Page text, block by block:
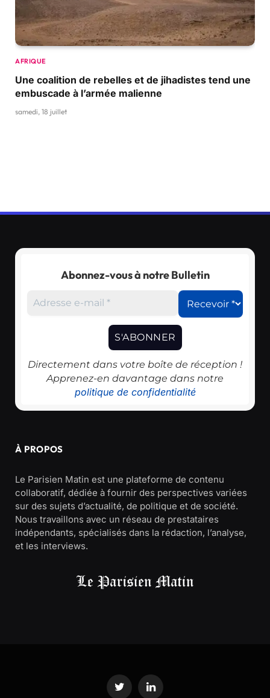
AFRIQUE
Une coalition de rebelles et de jihadistes tend une
embuscade à l’armée malienne
samedi, 18 juillet
Abonnez-vous à notre Bulletin
Directement dans votre boîte de réception !
Apprenez-en davantage dans notre
politique de confidentialité
À PROPOS
Le Parisien Matin est une plateforme de contenu
collaboratif, dédiée à fournir des perspectives variées
sur des sujets d’actualité, de politique et de société.
Nous travaillons avec un réseau de prestataires
indépendants, spécialisés dans la rédaction, l’analyse,
et les interviews.
Twitter LinkedIn